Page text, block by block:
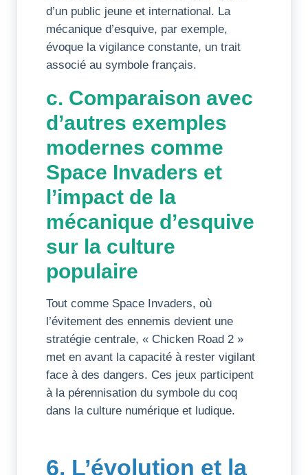
d’un public jeune et international. La
mécanique d’esquive, par exemple,
évoque la vigilance constante, un trait
associé au symbole français.
c. Comparaison avec
d’autres exemples
modernes comme
Space Invaders et
l’impact de la
mécanique d’esquive
sur la culture
populaire
Tout comme Space Invaders, où
l’évitement des ennemis devient une
stratégie centrale, « Chicken Road 2 »
met en avant la capacité à rester vigilant
face à des dangers. Ces jeux participent
à la pérennisation du symbole du coq
dans la culture numérique et ludique.
6. L’évolution et la